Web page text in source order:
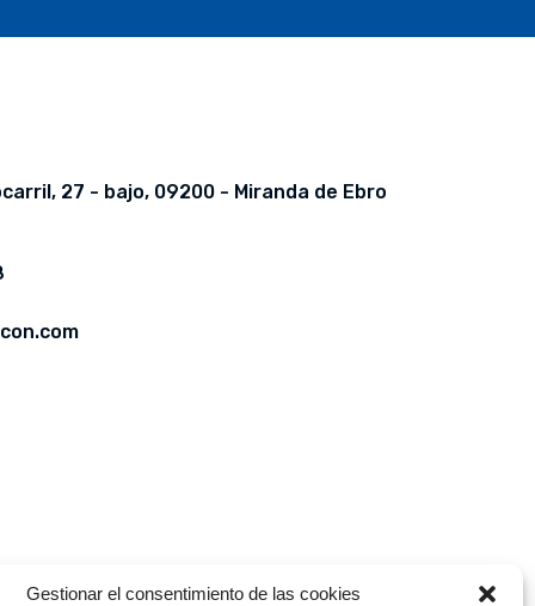
Gestionar el consentimiento de las cookies
27 - bajo, 09200 - Miranda de Ebro